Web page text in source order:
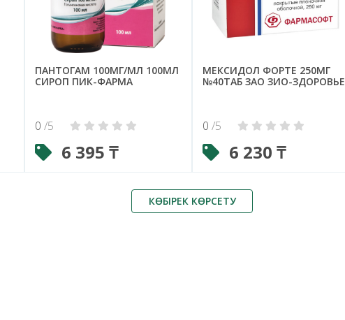
ПАНТОГАМ 100МГ/МЛ 100МЛ
СИРОП ПИК-ФАРМА
0 /5
6 395 ₸
МЕКСИДОЛ ФОРТЕ 250МГ
№40ТАБ ЗАО ЗИО-ЗДОРОВЬЕ
0 /5
6 230 ₸
КӨБІРЕК КӨРСЕТУ